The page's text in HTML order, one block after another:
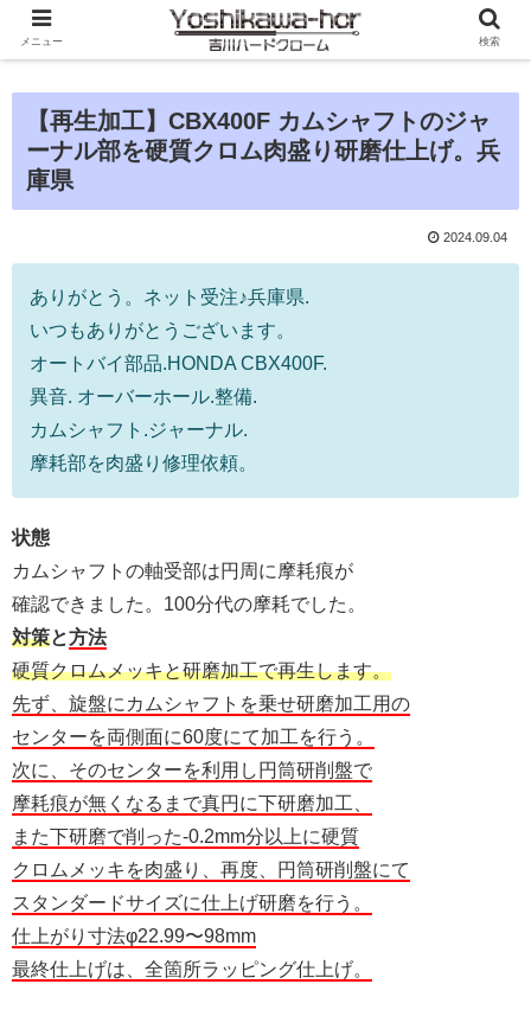
【再生加工】CBX400F カムシャフトのジャ
ーナル部を硬質クロム肉盛り研磨仕上げ。兵
庫県
2024.09.04
ありがとう。ネット受注♪兵庫県.
いつもありがとうございます。
オートバイ部品.HONDA CBX400F.
異音. オーバーホール.整備.
カムシャフト.ジャーナル.
摩耗部を肉盛り修理依頼。
状態
カムシャフトの軸受部は円周に摩耗痕が
確認できました。100分代の摩耗でした。
対策と方法
硬質クロムメッキと研磨加工で再生します。
先ず、旋盤にカムシャフトを乗せ研磨加工用の
センターを両側面に60度にて加工を行う。
次に、そのセンターを利用し円筒研削盤で
摩耗痕が無くなるまで真円に下研磨加工、
また下研磨で削った-0.2mm分以上に硬質
クロムメッキを肉盛り、再度、円筒研削盤にて
スタンダードサイズに仕上げ研磨を行う。
仕上がり寸法φ22.99〜98mm
最終仕上げは、全箇所ラッピング仕上げ。
メニュー 検索